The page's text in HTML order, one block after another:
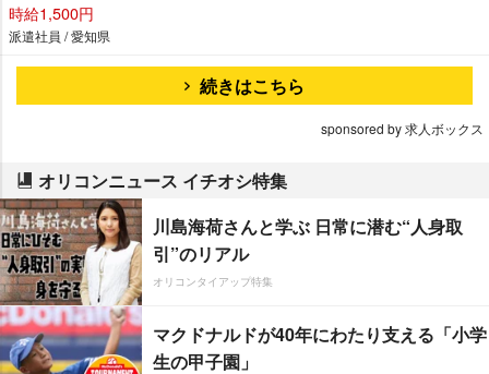
時給1,500円
派遣社員 / 愛知県
続きはこちら
sponsored by 求人ボックス
オリコンニュース イチオシ特集
川島海荷さんと学ぶ 日常に潜む“人身取
引”のリアル
オリコンタイアップ特集
マクドナルドが40年にわたり支える「小学
生の甲子園」